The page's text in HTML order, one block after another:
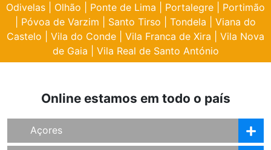
Odivelas
Olhão Ponte de Lima Portalegre
Portimão
Póvoa de Varzim Santo Tirso Tondela
Viana do
Castelo
Vila do Conde Vila Franca de Xira
Vila Nova
de Gaia
Vila Real de Santo António
Online estamos em todo o país
Açores